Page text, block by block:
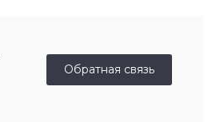
Обратная связь